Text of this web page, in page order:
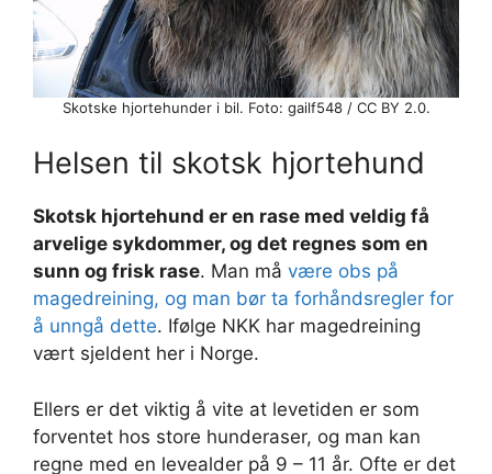
Skotske hjortehunder i bil. Foto: gailf548 / CC BY 2.0.
Helsen til skotsk hjortehund
Skotsk hjortehund er en rase med veldig få
arvelige sykdommer, og det regnes som en
sunn og frisk rase. Man må være obs på
magedreining, og man bør ta forhåndsregler for
å unngå dette. Ifølge NKK har magedreining
vært sjeldent her i Norge.
Ellers er det viktig å vite at levetiden er som
forventet hos store hunderaser, og man kan
regne med en levealder på 9 – 11 år. Ofte er det